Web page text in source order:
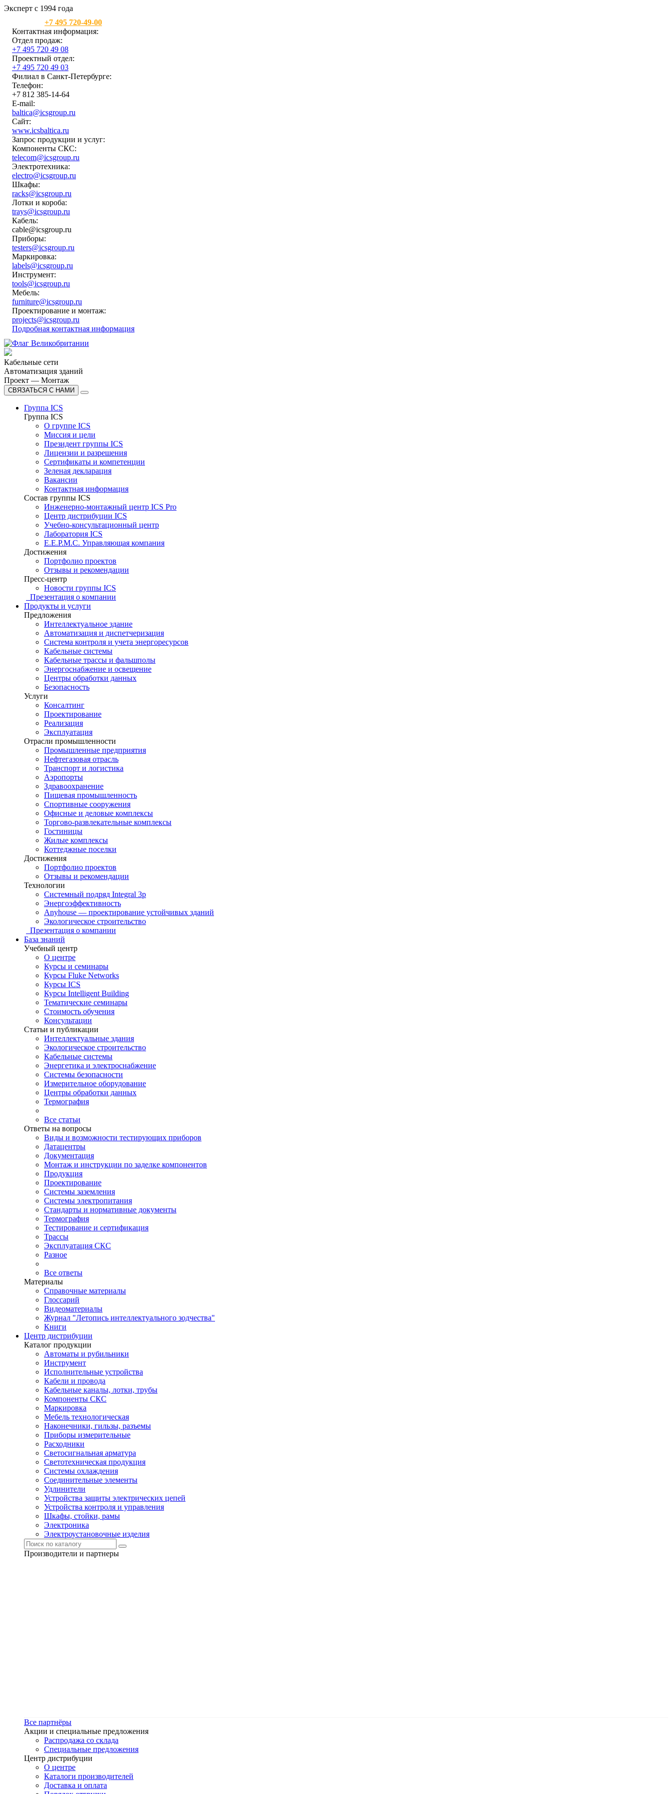
Эксперт с 1994 года
+7 495 720-49-00
Контактная информация:
Отдел продаж:
+7 495 720 49 08
Проектный отдел:
+7 495 720 49 03
Филиал в Санкт-Петербурге:
Телефон:
+7 812 385-14-64
E-mail:
baltica@icsgroup.ru
Сайт:
www.icsbaltica.ru
Запрос продукции и услуг:
Компоненты СКС:
telecom@icsgroup.ru
Электротехника:
electro@icsgroup.ru
Шкафы:
racks@icsgroup.ru
Лотки и короба:
trays@icsgroup.ru
Кабель:
cable@icsgroup.ru
Приборы:
testers@icsgroup.ru
Маркировка:
labels@icsgroup.ru
Инструмент:
tools@icsgroup.ru
Мебель:
furniture@icsgroup.ru
Проектирование и монтаж:
projects@icsgroup.ru
Подробная контактная информация
Кабельные сети
Автоматизация зданий
Проект — Монтаж
СВЯЗАТЬСЯ С НАМИ
Группа ICS
Группа ICS
О группе ICS
Миссия и цели
Президент группы ICS
Лицензии и разрешения
Сертификаты и компетенции
Зеленая декларация
Вакансии
Контактная информация
Состав группы ICS
Инженерно-монтажный центр ICS Pro
Центр дистрибуции ICS
Учебно-консультационный центр
Лаборатория ICS
E.E.P.M.C. Управляющая компания
Достижения
Портфолио проектов
Отзывы и рекомендации
Пресс-центр
Новости группы ICS
Презентация о компании
Продукты и услуги
Предложения
Интеллектуальное здание
Автоматизация и диспетчеризация
Система контроля и учета энергоресурсов
Кабельные системы
Кабельные трассы и фальшполы
Энергоснабжение и освещение
Центры обработки данных
Безопасность
Услуги
Консалтинг
Проектирование
Реализация
Эксплуатация
Отрасли промышленности
Промышленные предприятия
Нефтегазовая отрасль
Транспорт и логистика
Аэропорты
Здравоохранение
Пищевая промышленность
Спортивные сооружения
Офисные и деловые комплексы
Торгово-развлекательные комплексы
Гостиницы
Жилые комплексы
Коттеджные поселки
Достижения
Портфолио проектов
Отзывы и рекомендации
Технологии
Системный подряд Integral 3p
Энергоэффективность
Anyhouse — проектирование устойчивых зданий
Экологическое строительство
Презентация о компании
База знаний
Учебный центр
О центре
Курсы и семинары
Курсы Fluke Networks
Курсы ICS
Курсы Intelligent Building
Тематические семинары
Стоимость обучения
Консультации
Статьи и публикации
Интеллектуальные здания
Экологическое строительство
Кабельные системы
Энергетика и электроснабжение
Системы безопасности
Измерительное оборудование
Центры обработки данных
Термография
Все статьи
Ответы на вопросы
Виды и возможности тестирующих приборов
Датацентры
Документация
Монтаж и инструкции по заделке компонентов
Продукция
Проектирование
Системы заземления
Системы электропитания
Стандарты и нормативные документы
Термография
Тестирование и сертификация
Трассы
Эксплуатация СКС
Разное
Все ответы
Материалы
Справочные материалы
Глоссарий
Видеоматериалы
Журнал "Летопись интеллектуального зодчества"
Книги
Центр дистрибуции
Каталог продукции
Автоматы и рубильники
Инструмент
Исполнительные устройства
Кабели и провода
Кабельные каналы, лотки, трубы
Компоненты СКС
Маркировка
Мебель технологическая
Наконечники, гильзы, разъемы
Приборы измерительные
Расходники
Светосигнальная арматура
Светотехническая продукция
Системы охлаждения
Соединительные элементы
Удлинители
Устройства защиты электрических цепей
Устройства контроля и управления
Шкафы, стойки, рамы
Электроника
Электроустановочные изделия
Производители и партнеры
Все партнёры
Акции и специальные предложения
Распродажа со склада
Специальные предложения
Центр дистрибуции
О центре
Каталоги производителей
Доставка и оплата